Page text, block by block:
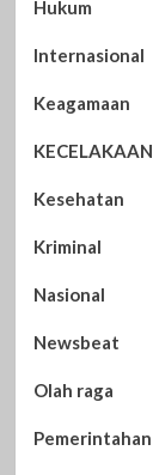
Hukum
Internasional
Keagamaan
KECELAKAAN
Kesehatan
Kriminal
Nasional
Newsbeat
Olah raga
Pemerintahan